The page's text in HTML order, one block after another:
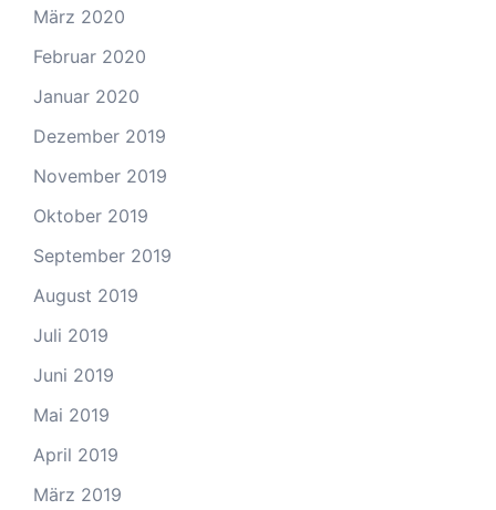
März 2020
Februar 2020
Januar 2020
Dezember 2019
November 2019
Oktober 2019
September 2019
August 2019
Juli 2019
Juni 2019
Mai 2019
April 2019
März 2019